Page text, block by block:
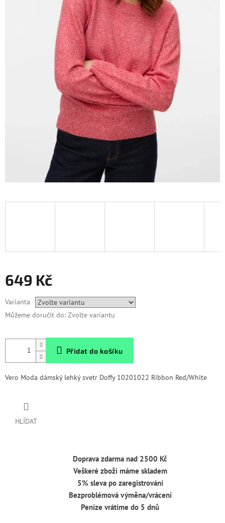
649 Kč
cena:
Varianta
Můžeme doručit do: Zvolte variantu
Přidat do košíku
Vero Moda dámský lehký svetr Doffy 10201022 Ribbon Red/White
HLÍDAT
Doprava zdarma nad 2500 Kč
Veškeré zboží máme skladem
5% sleva po zaregistrování
Bezproblémová výměna/vrácení
Peníze vrátíme do 5 dnů